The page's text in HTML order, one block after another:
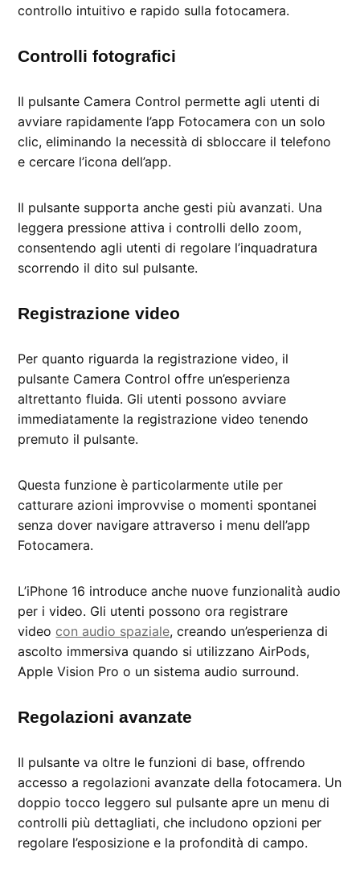
controllo intuitivo e rapido sulla fotocamera.
Controlli fotografici
Il pulsante Camera Control permette agli utenti di
avviare rapidamente l’app Fotocamera con un solo
clic, eliminando la necessità di sbloccare il telefono
e cercare l’icona dell’app.
Il pulsante supporta anche gesti più avanzati. Una
leggera pressione attiva i controlli dello zoom,
consentendo agli utenti di regolare l’inquadratura
scorrendo il dito sul pulsante.
Registrazione video
Per quanto riguarda la registrazione video, il
pulsante Camera Control offre un’esperienza
altrettanto fluida. Gli utenti possono avviare
immediatamente la registrazione video tenendo
premuto il pulsante.
Questa funzione è particolarmente utile per
catturare azioni improvvise o momenti spontanei
senza dover navigare attraverso i menu dell’app
Fotocamera.
L’iPhone 16 introduce anche nuove funzionalità audio
per i video. Gli utenti possono ora registrare
video con audio spaziale, creando un’esperienza di
ascolto immersiva quando si utilizzano AirPods,
Apple Vision Pro o un sistema audio surround.
Regolazioni avanzate
Il pulsante va oltre le funzioni di base, offrendo
accesso a regolazioni avanzate della fotocamera. Un
doppio tocco leggero sul pulsante apre un menu di
controlli più dettagliati, che includono opzioni per
regolare l’esposizione e la profondità di campo.